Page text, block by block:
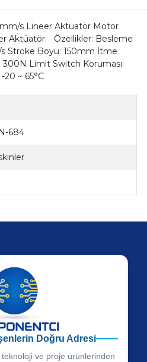
s Lineer Aktüatör Motor
Aktüatör. Özellikler: Besleme
s Stroke Boyu: 150mm İtme
Limit Switch Koruması:
-20 ~ 65°C
684
Doğru Adresi
ve proje ürünlerinden